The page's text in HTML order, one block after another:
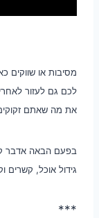
מסיבות או שווקים
לכם גם לעזור
את מה שאתם
בפעם הבאה אדבר
גידול אוכל, קשרים
***